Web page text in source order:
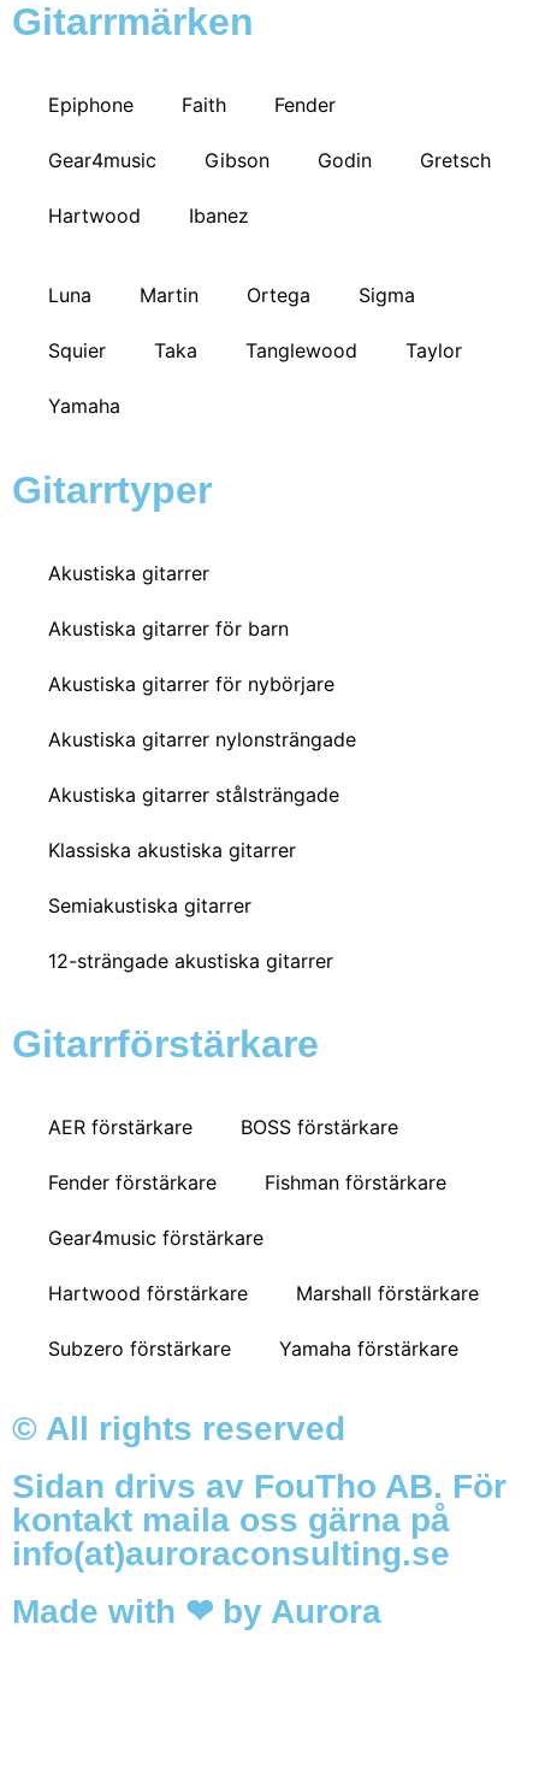
Gitarrmärken
Epiphone Faith Fender
Gear4music Gibson Godin Gretsch
Hartwood Ibanez
Luna Martin Ortega Sigma
Squier Taka Tanglewood Taylor
Yamaha
Gitarrtyper
Akustiska gitarrer
Akustiska gitarrer för barn
Akustiska gitarrer för nybörjare
Akustiska gitarrer nylonsträngade
Akustiska gitarrer stålsträngade
Klassiska akustiska gitarrer
Semiakustiska gitarrer
12-strängade akustiska gitarrer
Gitarrförstärkare
AER förstärkare BOSS förstärkare
Fender förstärkare Fishman förstärkare
Gear4music förstärkare
Hartwood förstärkare Marshall förstärkare
Subzero förstärkare Yamaha förstärkare
© All rights reserved
Sidan drivs av FouTho AB. För
kontakt maila oss gärna på
info(at)auroraconsulting.se
Made with ❤ by Aurora